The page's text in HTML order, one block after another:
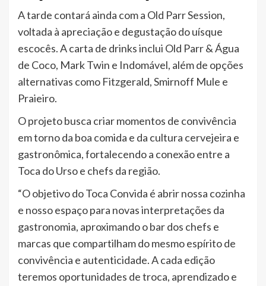
A tarde contará ainda com a Old Parr Session,
voltada à apreciação e degustação do uísque
escocês. A carta de drinks inclui Old Parr & Água
de Coco, Mark Twin e Indomável, além de opções
alternativas como Fitzgerald, Smirnoff Mule e
Praieiro.
O projeto busca criar momentos de convivência
em torno da boa comida e da cultura cervejeira e
gastronômica, fortalecendo a conexão entre a
Toca do Urso e chefs da região.
“O objetivo do Toca Convida é abrir nossa cozinha
e nosso espaço para novas interpretações da
gastronomia, aproximando o bar dos chefs e
marcas que compartilham do mesmo espírito de
convivência e autenticidade. A cada edição
teremos oportunidades de troca, aprendizado e